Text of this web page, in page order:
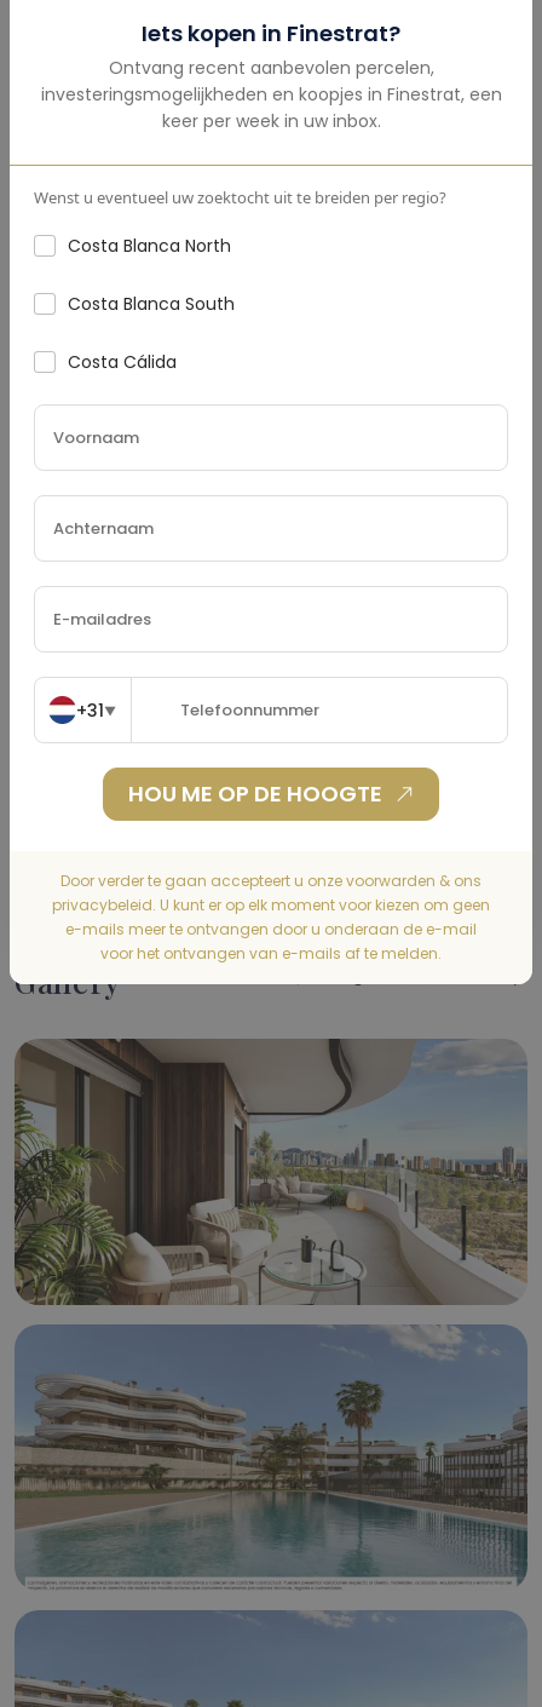
Iets kopen in Finestrat?
Ontvang recent aanbevolen percelen,
investeringsmogelijkheden en koopjes in Finestrat, een
keer per week in uw inbox.
Wenst u eventueel uw zoektocht uit te breiden per regio?
Costa Blanca North
Costa Blanca South
Costa Cálida
+31▼
HOU ME OP DE HOOGTE
Door verder te gaan accepteert u onze voorwarden & ons
privacybeleid. U kunt er op elk moment voor kiezen om geen
e-mails meer te ontvangen door u onderaan de e-mail
voor het ontvangen van e-mails af te melden.
Rentevoet
Onroerendgoedbelasting(€)
Woonverzekering (€)
Gallery